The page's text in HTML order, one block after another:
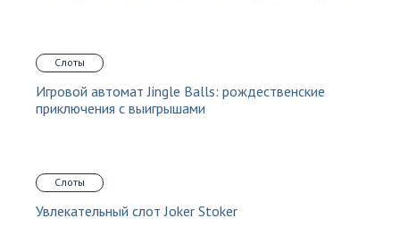
Слоты
Игровой автомат Jingle Balls: рождественские
приключения с выигрышами
Слоты
Увлекательный слот Joker Stoker